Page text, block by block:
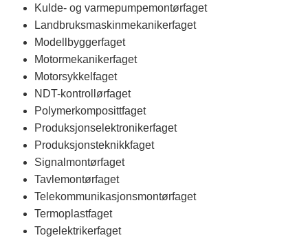
Kulde- og varmepumpemontørfaget
Landbruksmaskinmekanikerfaget
Modellbyggerfaget
Motormekanikerfaget
Motorsykkelfaget
NDT-kontrollørfaget
Polymerkomposittfaget
Produksjonselektronikerfaget
Produksjonsteknikkfaget
Signalmontørfaget
Tavlemontørfaget
Telekommunikasjonsmontørfaget
Termoplastfaget
Togelektrikerfaget